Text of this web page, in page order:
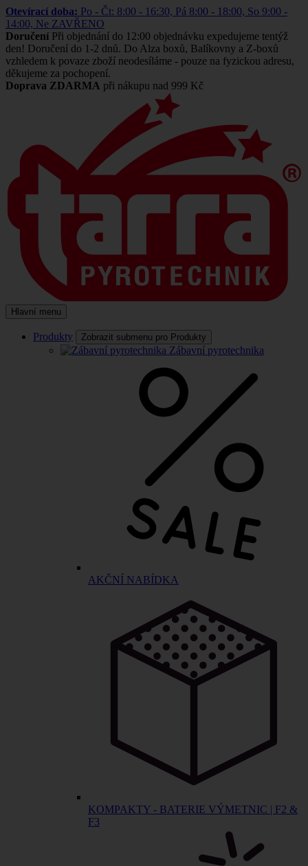
Otevírací doba: Po - Čt: 8:00 - 16:30, Pá 8:00 - 18:00, So 9:00 -
14:00, Ne ZAVŘENO
Doručení Při objednání do 12:00 objednávku expedujeme tentýž
den! Doručení do 1-2 dnů. Do Alza boxů, Balíkovny a Z-boxů
vzhledem k povaze zboží neodesíláme - pouze na fyzickou adresu,
děkujeme za pochopení.
Doprava ZDARMA při nákupu nad 999 Kč
Hlavní menu
Produkty Zobrazit submenu pro Produkty
Zábavní pyrotechnika
AKČNÍ NABÍDKA
KOMPAKTY - BATERIE VÝMETNIC | F2 &
F3